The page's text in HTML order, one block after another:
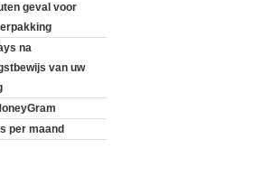
geval voor
na
van uw
per maand